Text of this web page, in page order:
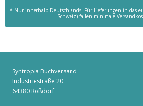
* Nur innerhalb Deutschlands. Für Lieferungen in das
Schweiz) fallen minimale
Syntropia Buchversand
Industriestraße 20
64380 Roßdorf